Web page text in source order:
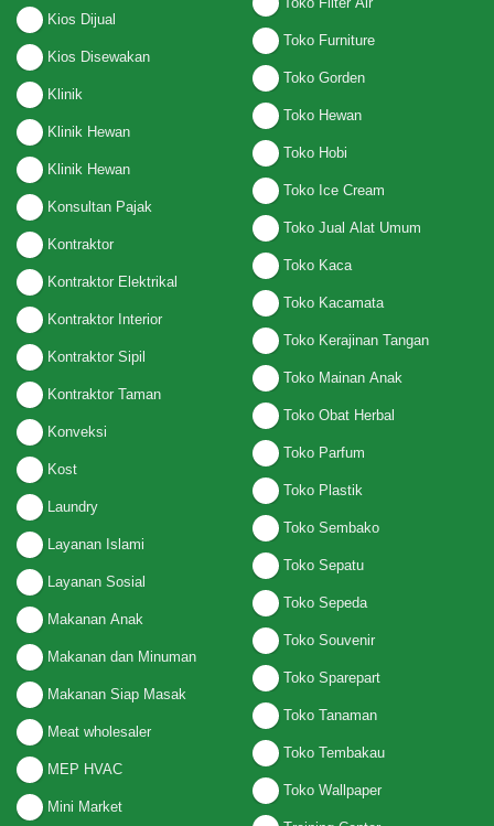
Kios Dijual
Kios Disewakan
Klinik
Klinik Hewan
Klinik Hewan
Konsultan Pajak
Kontraktor
Kontraktor Elektrikal
Kontraktor Interior
Kontraktor Sipil
Kontraktor Taman
Konveksi
Kost
Laundry
Layanan Islami
Layanan Sosial
Makanan Anak
Makanan dan Minuman
Makanan Siap Masak
Meat wholesaler
MEP HVAC
Mini Market
Toko Furniture
Toko Gorden
Toko Hewan
Toko Hobi
Toko Ice Cream
Toko Jual Alat Umum
Toko Kaca
Toko Kacamata
Toko Kerajinan Tangan
Toko Mainan Anak
Toko Obat Herbal
Toko Parfum
Toko Plastik
Toko Sembako
Toko Sepatu
Toko Sepeda
Toko Souvenir
Toko Sparepart
Toko Tanaman
Toko Tembakau
Toko Wallpaper